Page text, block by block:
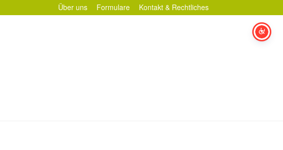
Über uns Formulare Kontakt & Rechtliches